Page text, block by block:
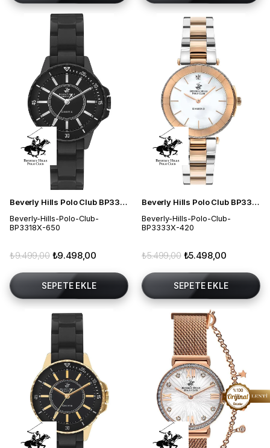
Beverly Hills Polo Club BP3318X.650 Kadın Kol Saati
Beverly-Hills-Polo-Club-
BP3318X-650
₺9.498,00
₺9.499,00
SEPETE EKLE
Beverly Hills Polo Club BP3333X.420 Kadın Kol Saati
Beverly-Hills-Polo-Club-
BP3333X-420
₺5.498,00
₺5.499,00
SEPETE EKLE